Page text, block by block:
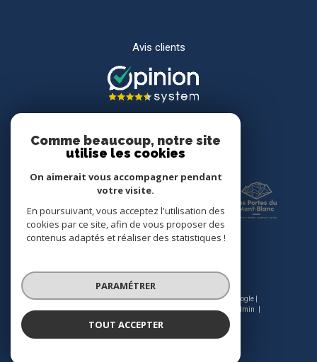
Avis clients
© 2026 | Tous droits réservés | Traduction powered by Google |
Nos honoraires
Plan du site Mentions légales
Admin
Nos liens
Politique RGPD
Comme beaucoup, notre site
utilise les cookies
On aimerait vous accompagner pendant
votre visite.
En poursuivant, vous acceptez l'utilisation des
cookies par ce site, afin de vous proposer des
contenus adaptés et réaliser des statistiques !
PARAMÉTRER
TOUT ACCEPTER